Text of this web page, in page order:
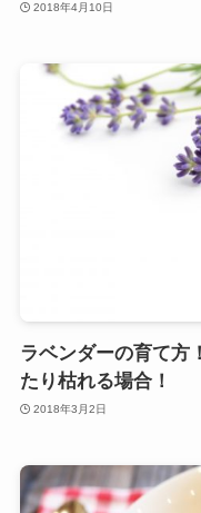
2018年4月10日
ラベンダーの育て方
たり枯れる場合！
2018年3月2日